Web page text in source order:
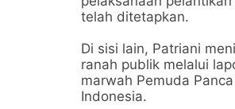
telah ditetapkan.
Di sisi lain, Patriani
ranah publik melalui
marwah Pemuda
Indonesia.